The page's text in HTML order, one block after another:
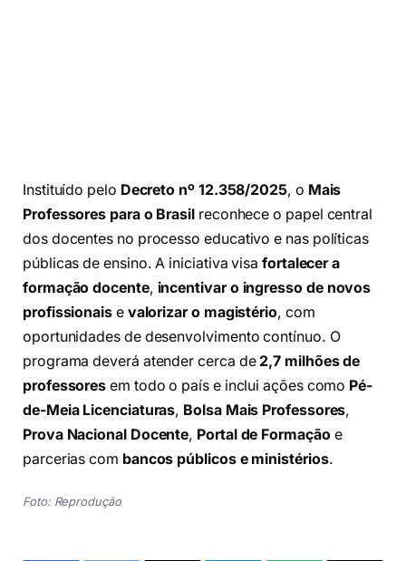
Instituído pelo Decreto nº 12.358/2025, o Mais
Professores para o Brasil reconhece o papel central
dos docentes no processo educativo e nas políticas
públicas de ensino. A iniciativa visa fortalecer a
formação docente, incentivar o ingresso de novos
profissionaise valorizar o magistério, com
oportunidades de desenvolvimento contínuo. O
programa deverá atender cerca de 2,7 milhões de
professores em todo o país e inclui ações como Pé-
de-Meia Licenciaturas, Bolsa Mais Professores,
Prova Nacional Docente, Portal de Formaçãoe
parcerias com bancos públicos e ministérios.
Foto: Reprodução